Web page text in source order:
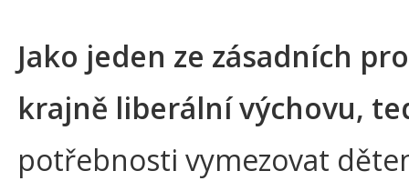
Jako jeden ze zásadních
krajně liberální výchovu,
potřebnosti vymezovat